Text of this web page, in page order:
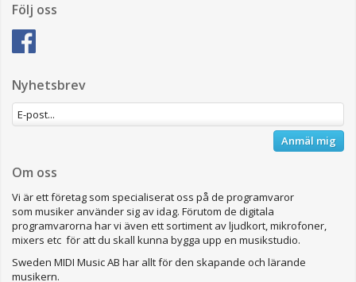
Följ oss
Nyhetsbrev
Anmäl mig
Om oss
Vi är ett företag som specialiserat oss på de programvaror
som musiker använder sig av idag. Förutom de digitala
programvarorna har vi även ett sortiment av ljudkort, mikrofoner,
mixers etc för att du skall kunna bygga upp en musikstudio.
Sweden MIDI Music AB har allt för den skapande och lärande
musikern.